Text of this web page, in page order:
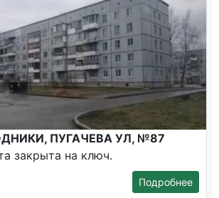
ПУГАЧЕВА УЛ, №87
закрыта на ключ.
Подробнее